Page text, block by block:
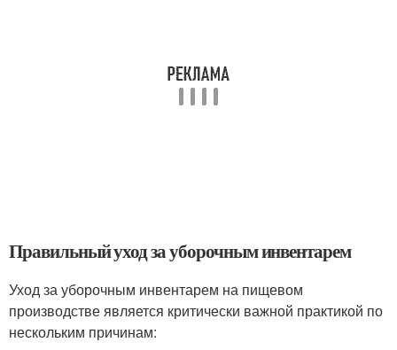
Правильный уход за уборочным инвентарем
Уход за уборочным инвентарем на пищевом
производстве является критически важной практикой по
нескольким причинам: